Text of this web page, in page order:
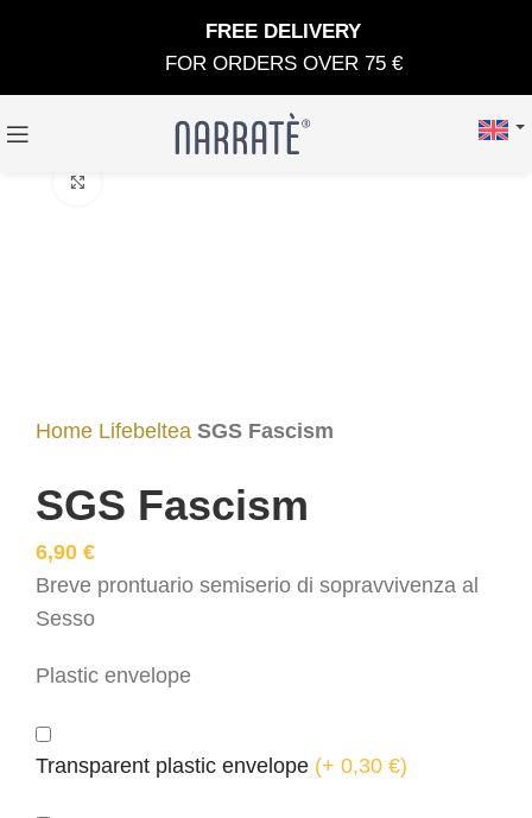
Home Lifebeltea SGS Fascism
SGS Fascism
6,90 €
Breve prontuario semiserio di sopravvivenza al
Sesso
Plastic envelope
Transparent plastic envelope (+ 0,30 €)
FREE DELIVERY
FOR ORDERS OVER 75 €